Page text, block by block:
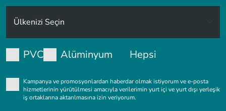
PVC Alüminyum Hepsi
Kampanya ve promosyonlardan haberdar olmak istiyorum ve e-posta
hizmetlerinin yürütülmesi amacıyla verilerimin yurt içi ve yurt dışı yerleşik
iş ortaklarına aktarılmasına izin veriyorum.